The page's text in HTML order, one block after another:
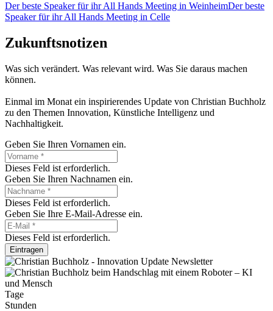
Der beste Speaker für ihr All Hands Meeting in WeinheimDer beste
Speaker für ihr All Hands Meeting in Celle
Zukunftsnotizen
Was sich verändert. Was relevant wird. Was Sie daraus machen
können.
Einmal im Monat ein inspirierendes Update von Christian Buchholz
zu den Themen Innovation, Künstliche Intelligenz und
Nachhaltigkeit.
Geben Sie Ihren Vornamen ein.
Dieses Feld ist erforderlich.
Geben Sie Ihren Nachnamen ein.
Dieses Feld ist erforderlich.
Geben Sie Ihre E-Mail-Adresse ein.
Dieses Feld ist erforderlich.
Eintragen
Tage
Stunden